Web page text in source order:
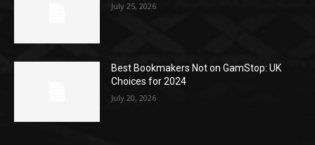
July 25, 2026
Best Bookmakers Not on GamStop: UK
Choices for 2024
July 20, 2026